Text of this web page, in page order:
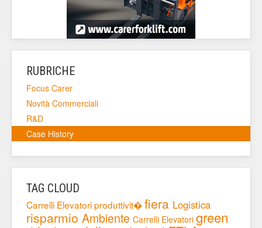
RUBRICHE
Focus Carer
Novità Commerciali
R&D
Case History
TAG CLOUD
Carrelli Elevatoriproduttivit�fiera Logistica
risparmio Ambiente Carrelli Elevatori green